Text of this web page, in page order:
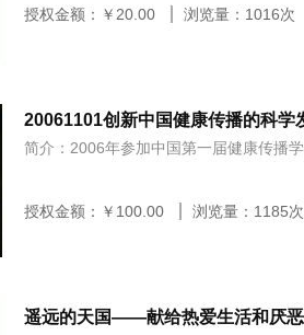
授权金额：￥ 20.00 浏览量： 1016次
20061101创新中国健康传播的科学
简介：2006年参加中国第一届健康传播
授权金额：￥ 100.00 浏览量： 1185次
遥远的天国——献给热爱生活和厌恶